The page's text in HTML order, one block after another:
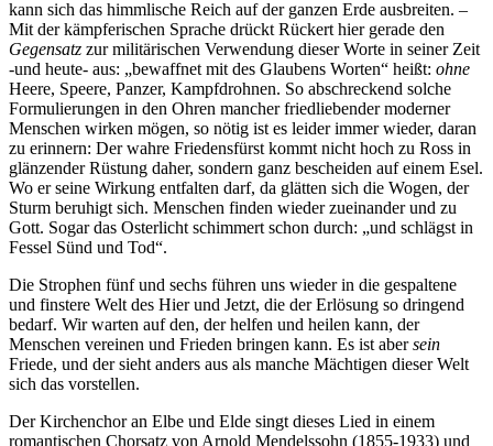
kann sich das himmlische Reich auf der ganzen Erde ausbreiten. –
Mit der kämpferischen Sprache drückt Rückert hier gerade den
Gegensatz zur militärischen Verwendung dieser Worte in seiner Zeit
-und heute- aus: „bewaffnet mit des Glaubens Worten“ heißt: ohne
Heere, Speere, Panzer, Kampfdrohnen. So abschreckend solche
Formulierungen in den Ohren mancher friedliebender moderner
Menschen wirken mögen, so nötig ist es leider immer wieder, daran
zu erinnern: Der wahre Friedensfürst kommt nicht hoch zu Ross in
glänzender Rüstung daher, sondern ganz bescheiden auf einem Esel.
Wo er seine Wirkung entfalten darf, da glätten sich die Wogen, der
Sturm beruhigt sich. Menschen finden wieder zueinander und zu
Gott. Sogar das Osterlicht schimmert schon durch: „und schlägst in
Fessel Sünd und Tod“.
Die Strophen fünf und sechs führen uns wieder in die gespaltene
und finstere Welt des Hier und Jetzt, die der Erlösung so dringend
bedarf. Wir warten auf den, der helfen und heilen kann, der
Menschen vereinen und Frieden bringen kann. Es ist abersein
Friede, und der sieht anders aus als manche Mächtigen dieser Welt
sich das vorstellen.
Der Kirchenchor an Elbe und Elde singt dieses Lied in einem
romantischen Chorsatz von Arnold Mendelssohn (1855-1933) und